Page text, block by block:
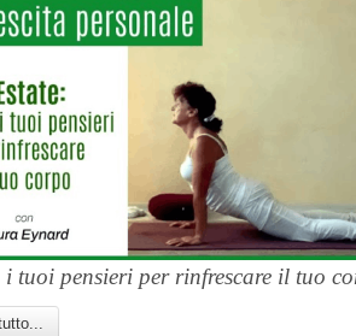
i tuoi pensieri per rinfrescare il tuo